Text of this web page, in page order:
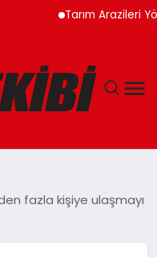
Tarım Arazileri
fazla kişiye ulaşmayı